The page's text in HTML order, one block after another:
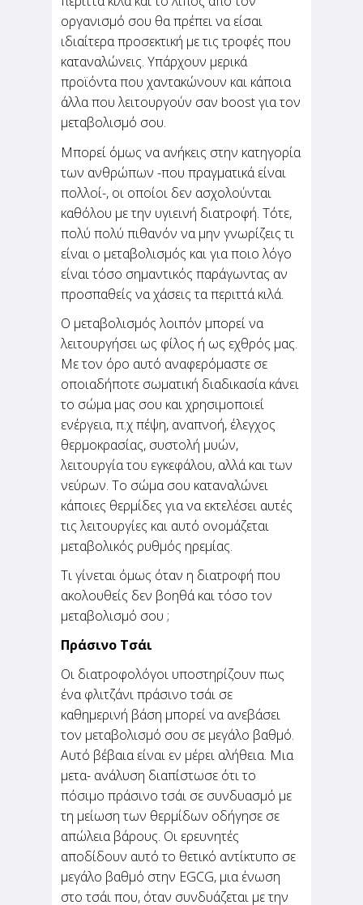
οργανισμό σου θα πρέπει να είσαι
ιδιαίτερα προσεκτική με τις τροφές που
καταναλώνεις. Υπάρχουν μερικά
προϊόντα που χαντακώνουν και κάποια
άλλα που λειτουργούν σαν boost για τον
μεταβολισμό σου.
Μπορεί όμως να ανήκεις στην κατηγορία
των ανθρώπων -που πραγματικά είναι
πολλοί-, οι οποίοι δεν ασχολούνται
καθόλου με την υγιεινή διατροφή. Τότε,
πολύ πολύ πιθανόν να μην γνωρίζεις τι
είναι ο μεταβολισμός και για ποιο λόγο
είναι τόσο σημαντικός παράγωντας αν
προσπαθείς να χάσεις τα περιττά κιλά.
Ο μεταβολισμός λοιπόν μπορεί να
λειτουργήσει ως φίλος ή ως εχθρός μας.
Με τον όρο αυτό αναφερόμαστε σε
οποιαδήποτε σωματική διαδικασία κάνει
το σώμα μας σου και χρησιμοποιεί
ενέργεια, π.χ πέψη, αναπνοή, έλεγχος
θερμοκρασίας, συστολή μυών,
λειτουργία του εγκεφάλου, αλλά και των
νεύρων. Το σώμα σου καταναλώνει
κάποιες θερμίδες για να εκτελέσει αυτές
τις λειτουργίες και αυτό ονομάζεται
μεταβολικός ρυθμός ηρεμίας.
Τι γίνεται όμως όταν η διατροφή που
ακολουθείς δεν βοηθά και τόσο τον
μεταβολισμό σου ;
Πράσινο Τσάι
Οι διατροφολόγοι υποστηρίζουν πως
ένα φλιτζάνι πράσινο τσάι σε
καθημερινή βάση μπορεί να ανεβάσει
τον μεταβολισμό σου σε μεγάλο βαθμό.
Αυτό βέβαια είναι εν μέρει αλήθεια. Μια
μετα- ανάλυση διαπίστωσε ότι το
πόσιμο πράσινο τσάι σε συνδυασμό με
τη μείωση των θερμίδων οδήγησε σε
απώλεια βάρους. Οι ερευνητές
αποδίδουν αυτό το θετικό αντίκτυπο σε
μεγάλο βαθμό στην EGCG, μια ένωση
στο τσάι που, όταν συνδυάζεται με την